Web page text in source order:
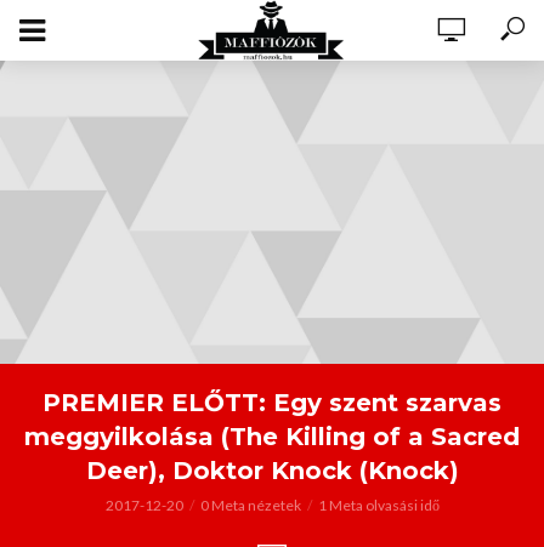
PREMIER ELŐTT: Egy szent szarvas
meggyilkolása (The Killing of a Sacred
Deer), Doktor Knock (Knock)
2017-12-20 0 Meta nézetek 1 Meta olvasási idő